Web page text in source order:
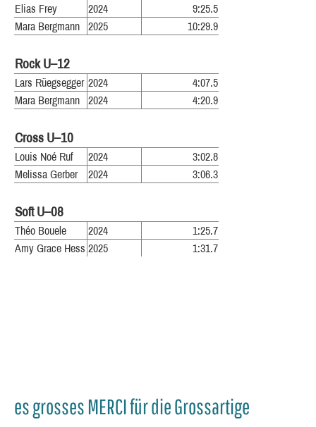
Elias Frey 2024
9:25.5
Mara Bergmann 2025 10:29.9
Rock U–12
Lars Rüegsegger 2024
4:07.5
Mara Bergmann 2024 4:20.9
Cross U–10
Louis Noé Ruf 2024
3:02.8
Melissa Gerber
2024 3:06.3
Soft U–08
Théo Bouele 2024
1:25.7
Amy Grace Hess 2025 1:31.7
es grosses MERCI für die Grossartige